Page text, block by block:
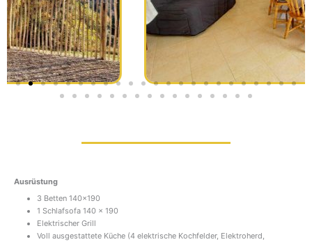
Ausrüstung
3 Betten 140×190
1 Schlafsofa 140 x 190
Elektrischer Grill
Voll ausgestattete Küche (4 elektrische Kochfelder, Elektroherd,